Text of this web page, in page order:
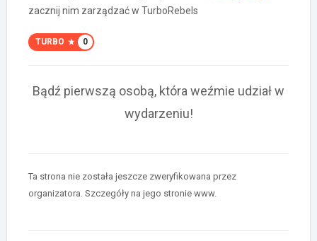
zacznij nim zarządzać w TurboRebels
TURBO 0
Bądź pierwszą osobą, która weźmie udział w
wydarzeniu!
Ta strona nie została jeszcze zweryfikowana przez
organizatora. Szczegóły na jego stronie www.